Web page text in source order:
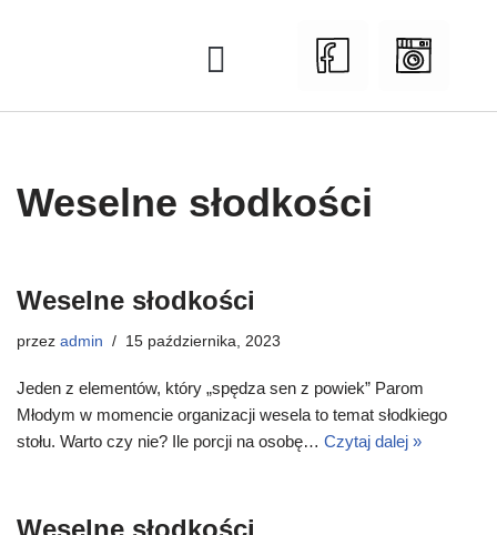
treści
Weselne słodkości
Weselne słodkości
przez admin 15 października, 2023
Jeden z elementów, który „spędza sen z powiek” Parom
Młodym w momencie organizacji wesela to temat słodkiego
stołu. Warto czy nie? Ile porcji na osobę… Czytaj dalej »
Weselne słodkości